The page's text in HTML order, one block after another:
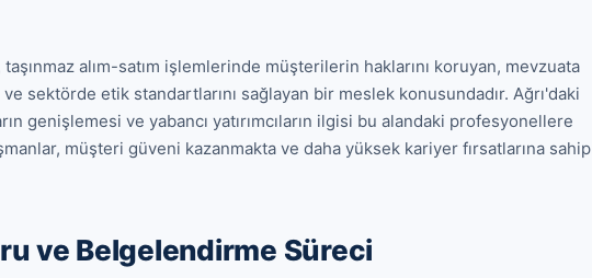
alım-satım işlemlerinde müşterilerin haklarını koruyan, mevzuata
sektörde etik standartlarını sağlayan bir meslek konusundadır. Ağrı'daki
genişlemesi ve yabancı yatırımcıların ilgisi bu alandaki profesyonellere
müşteri güveni kazanmakta ve daha yüksek kariyer fırsatlarına sahip
ve Belgelendirme Süreci